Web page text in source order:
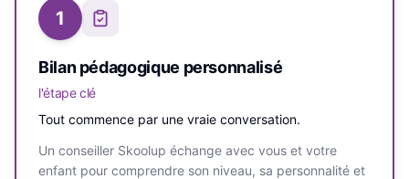
1
Bilan pédagogique personnalisé
l'étape clé
Tout commence par une vraie conversation.
Un conseiller Skoolup échange avec vous et votre
enfant pour comprendre son niveau, sa personnalité et